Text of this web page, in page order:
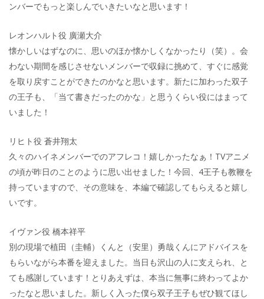
ンバーでもっと楽しんでいきたいなと思います！
レオンハルト役 廣瀬大介
懐かしいはずなのに、思いのほか懐かしくなかったり（笑）。会
わない期間を感じさせないメンバーで収録に挑めて、すぐに感覚
を取り戻すことができたのかなと思います。新たに加わった双子
の王子も、「当て書きだったのかな」と思うくらい役にはまって
いました！
リヒト役 蒼井翔太
久々のハイネメンバーでのアフレコ！嬉しかったなぁ！TVアニメ
の頃が昨日のことのように思い出せました！今回、4王子も教鞭を
持っていますので、その意味を、本編で確認してもらえると嬉し
いです。
イヴァン役 橋本祥平
別の現場で植田（圭輔）くんと（安里）勇哉くんにアドバイスを
もらいながら本番を迎えました。当日も沢山の人に支えられ、と
ても感謝しています！とりあえずは、本当に無事に終わってよか
ったなと思いました。新しく入った僕ら双子王子もぜひ観てほし